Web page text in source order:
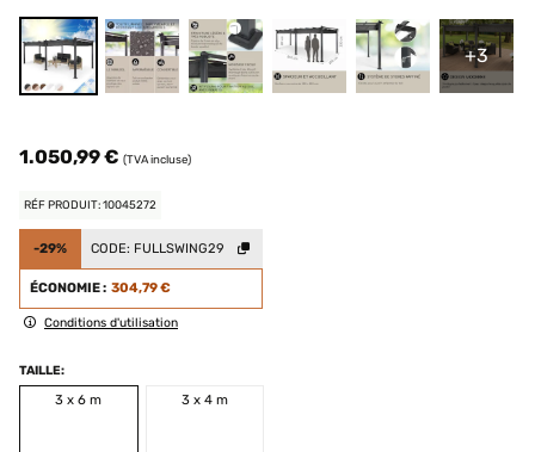
+3
1.050,99 € (TVA incluse)
RÉF PRODUIT: 10045272
-29% CODE: FULLSWING29
ÉCONOMIE : 304,79 €
Conditions d'utilisation
TAILLE:
3 x 6 m
3 x 4 m